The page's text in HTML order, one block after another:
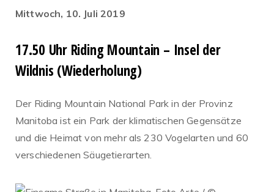
Mittwoch, 10. Juli 2019
17.50 Uhr Riding Mountain – Insel der
Wildnis (Wiederholung)
Der Riding Mountain National Park in der Provinz
Manitoba ist ein Park der klimatischen Gegensätze
und die Heimat von mehr als 230 Vogelarten und 60
verschiedenen Säugetierarten.